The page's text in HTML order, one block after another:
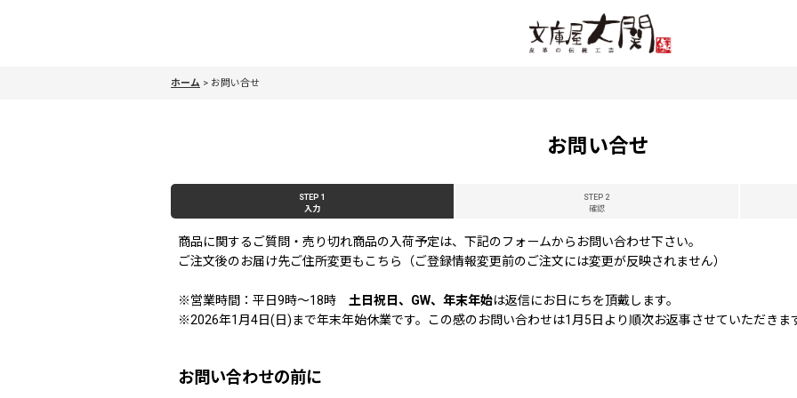
ホーム > お問い合せ
お問い合せ
STEP 1
入力
STEP 2
確認
商品に関するご質問・売り切れ商品の入荷予定は、下記のフォームからお問い合わせ下さい。
ご注文後のお届け先ご住所変更もこちら（ご登録情報変更前のご注文には変更が反映されません）
※営業時間：平日9時〜18時 土日祝日、GW、年末年始は返信にお日にちを頂戴します。
※2026年1月4日(日)まで年末年始休業です。この感のお問い合わせは1月5日より順次お返事させていただきま
お問い合わせの前に